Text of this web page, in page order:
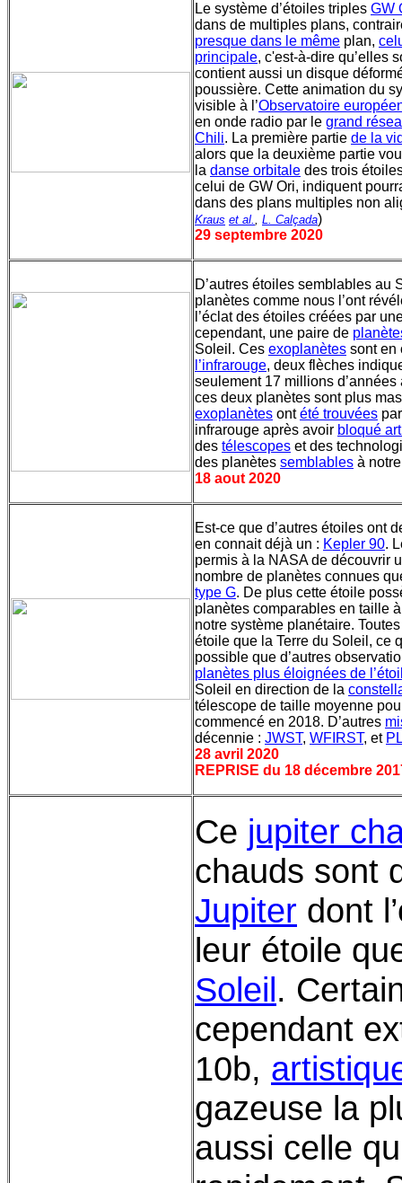
Le système d’étoiles triples GW
dans de multiples plans,
presque dans le même plan,
principale, c'est-à-dire qu’elles
contient aussi un disque
poussière. Cette animation du
visible à l’Observatoire
en onde radio par le grand
Chili. La première partie de la
alors que la deuxième partie
la danse orbitale des trois
celui de GW Ori, indiquent
dans des plans multiples non
Kraus et al., L. Calçada)
29 septembre 2020
D’autres étoiles semblables
planètes comme nous l’ont
l’éclat des étoiles créées par
cependant, une paire de
Soleil. Ces exoplanètes sont en
l’infrarouge, deux flèches
seulement 17 millions
ces deux planètes sont plus
exoplanètes ontété trouvées
infrarouge après avoir bloqué
des télescopes et des
des planètes semblables à
18 aout 2020
Est-ce que d’autres étoiles ont
en connait déjà un : Kepler 90.
permis à la NASA de découvrir
nombre de planètes connues
type G. De plus cette étoile
planètes comparables en taille
notre système planétaire.
étoile que la Terre du Soleil, ce
possible que d’autres
planètes plus éloignées de
Soleil en direction de la
télescope de taille moyenne
commencé en 2018. D’autres
décennie : JWST, WFIRST, et
28 avril 2020
REPRISE du 18 décembre
Ce jupiter
chauds sont
Jupiter dont
leur étoile
Soleil.
cependant
10b,
gazeuse la
aussi celle